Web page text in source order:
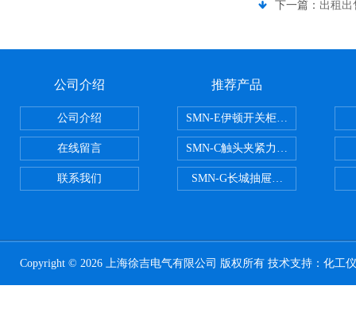
下一篇： 出租出
公司介绍
公司介绍
在线留言
联系我们
推荐产品
SMN-E伊顿开关柜触头夹紧力检
SMN-C触头夹紧力检测仪
SMN-G长城抽屉开关柜触头夹紧
Copyright © 2026 上海徐吉电气有限公司 版权所有 技术支持： 化工